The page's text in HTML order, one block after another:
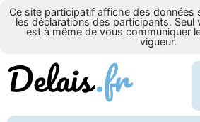
Ce site participatif affiche des données
les déclarations des participants. Seul
est à même de vous communiquer
vigueur.